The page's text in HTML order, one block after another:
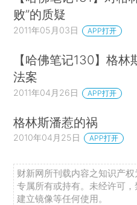
败”的质疑
2011年05月03日 APP打开
【哈佛笔记130】格
法案
2011年04月26日 APP打开
格林斯潘惹的祸
2010年04月25日 APP打开
财新网所刊载内容之知识产
专属所有或持有。未经许可
建立镜像等任何使用。